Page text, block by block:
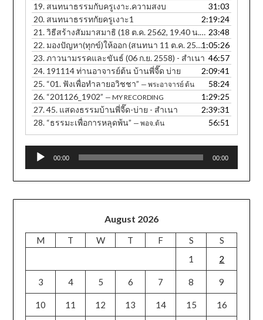
19. สนทนาธรรมกับครูเงาะ.ความสงบ
31:03
20. สนทนาธรรทกัยครูเงาะ1
2:19:24
21.วิธีสร้างสัมมาสมาธิ (18 ต.ค. 2562, 19.40 น. ภาษาอีสาน)
23:48
22. มองปัญหา(ทุกข์)ให้ออก (สนทนา 11 ต.ค. 2560, 12.30 น.) - สำเนา 1:05:26
23.ภาวนามรรคและขันธ์ (06 ก.ย. 2558) - สำเนา 46:57
24. 191114 ท่านอาจารย์ต้น บ้านพี่จี๊ด บ่าย
2:09:41
25. “01. ฟังเพื่อทำลายอวิชชา” — พระอาจารย์ ต้น
58:24
26. “201126_1902” — MY RECORDING
1:29:25
27.45. แสดงธรรมบ้านพี่จี๊ด-บ่าย - สำเนา
2:39:31
28. “ธรรมะเพื่อการหลุดพ้น” — พอจ.ต้น 56:51
Audio
00:00 00:00
August 2026
M T W T F S
S
1
2
3 4 5 6 7 8 9
10 11 12 13 14 15 16